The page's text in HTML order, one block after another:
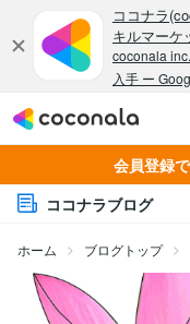
会員登録
ココナラブログ
ホーム ブログトップ